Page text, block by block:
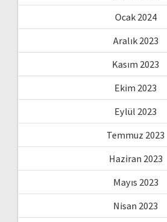
Ocak 2024
Aralık 2023
Kasım 2023
Ekim 2023
Eylül 2023
Temmuz 2023
Haziran 2023
Mayıs 2023
Nisan 2023